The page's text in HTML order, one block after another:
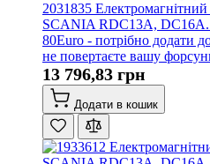
2031835
SCANIA RDC13A, DC16A.
80Euro - потрібно додати
не повертаєте вашу
13 796,83 грн
Додати в кошик